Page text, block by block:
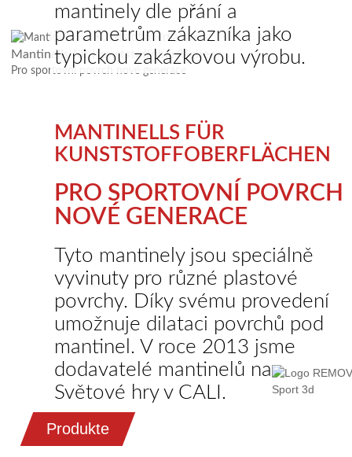
mantinely dle přání a
parametrům zákazníka jako
typickou zakázkovou výrobu.
Mantinells für Kunststoffoberflächen
Pro sportovní povrch nové generace
MANTINELLS FÜR
KUNSTSTOFFOBERFLÄCHEN
PRO SPORTOVNÍ POVRCH
NOVÉ GENERACE
Tyto mantinely jsou speciálně
vyvinuty pro různé plastové
povrchy. Díky svému provedení
umožnuje dilataci povrchů pod
mantinel. V roce 2013 jsme
dodavatelé mantinelů na
Světové hry v CALI.
Produkte